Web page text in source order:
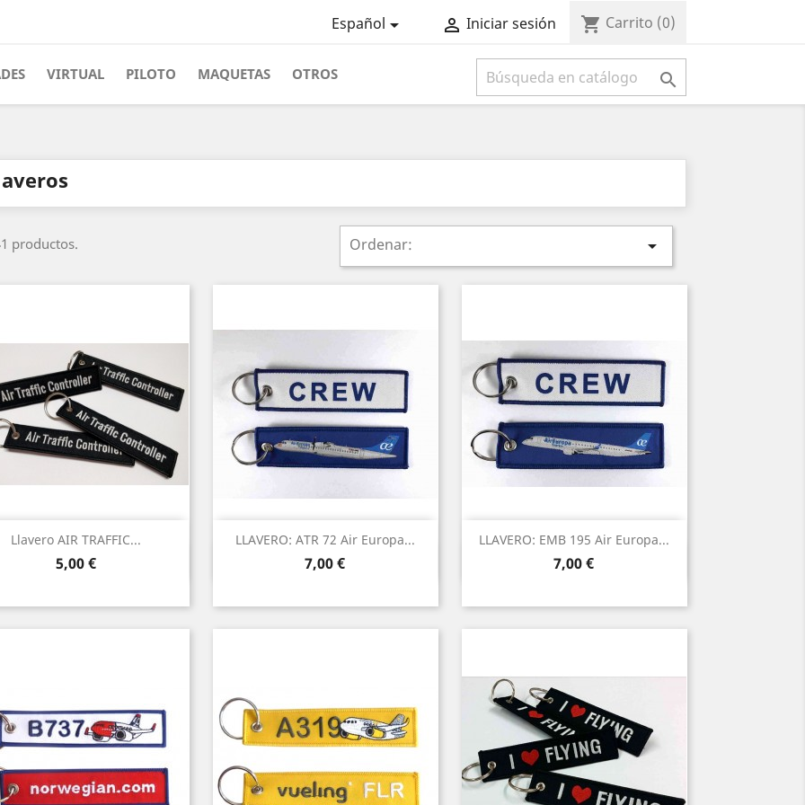
Español  Iniciar sesión shopping_cart Carrito (0)
VIRTUAL PILOTO MAQUETAS OTROS 
productos. Ordenar: 
Llavero AIR TRAFFIC...
Precio
5,00 €
Vista rápida
LLAVERO: ATR 72 Air Europa...
Precio
7,00 €
Vista rápida
LLAVERO: EMB 195 Air Europa...
Precio
7,00 €
Vista rápida